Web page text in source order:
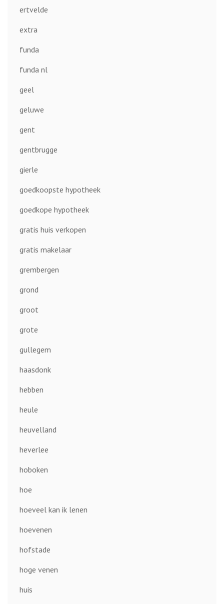
ertvelde
extra
funda
funda nl
geel
geluwe
gent
gentbrugge
gierle
goedkoopste hypotheek
goedkope hypotheek
gratis huis verkopen
gratis makelaar
grembergen
grond
groot
grote
gullegem
haasdonk
hebben
heule
heuvelland
heverlee
hoboken
hoe
hoeveel kan ik lenen
hoevenen
hofstade
hoge venen
huis